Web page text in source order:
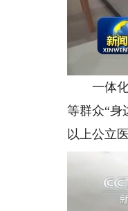
一体化
等群众“身
以上公立